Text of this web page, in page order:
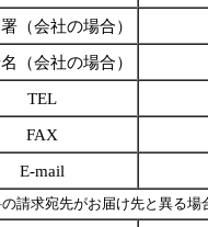
（会社の場合）
（会社の場合）
TEL
FAX
E-mail
求宛先がお届け先と異る場